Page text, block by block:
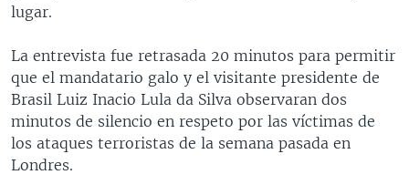
VENEZUELA
NICARAGUA
ECONOMÍA
TECNOLOGÍA
DEPORTES
CIENCIA Y SALUD
MULTIMEDIA
FOTOGRAFÍA
AUDIOS
EL MUNDO AL DÍA
FORO INTERAMERICANO
VISIÓN 360
LAS CLAVES
RADIO
AVANCE INFORMATIVO
AUDIONOTICIAS
BUENOS DÍAS AMÉRICA
DIRECT
DOCUMENTALES DE LA VOA
lugar.
La entrevista fue retrasada 20 minutos para permitir
que el mandatario galo y el visitante presidente de
Brasil Luiz Inacio Lula da Silva observaran dos
minutos de silencio en respeto por las víctimas de
los ataques terroristas de la semana pasada en
Londres.